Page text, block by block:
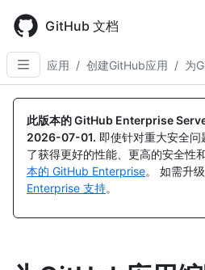
main
content
GitHub 文档
应用 / 创建GitHub应用 / 为
此版本的 GitHub Enterprise
2026-07-01. 即使针对重大安全
了获得更好的性能、更高的安全性
本的 GitHub Enterprise。 如需升
Enterprise 支持。